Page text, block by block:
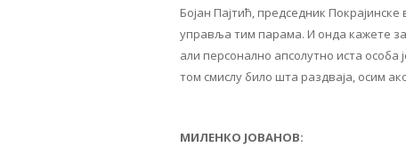
Бојан Пајтић, председник
управља тим парама. И онда кажете
али персонално апсолутно иста особа
том смислу било шта раздваја, осим
МИЛЕНКО ЈОВАНОВ: